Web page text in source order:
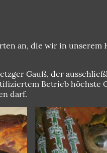
an, die wir in unserem
Gauß, der
Betrieb höchste
darf.